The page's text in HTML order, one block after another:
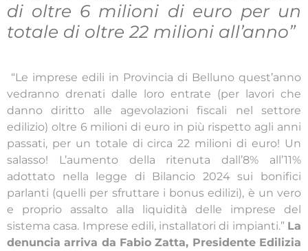
di oltre 6 milioni di euro per un
totale di oltre 22 milioni all’anno”
“Le imprese edili in Provincia di Belluno quest’anno
vedranno drenati dalle loro entrate (per lavori che
danno diritto alle agevolazioni fiscali nel settore
edilizio) oltre 6 milioni di euro in più rispetto agli anni
passati, per un totale di circa 22 milioni di euro! Un
salasso! L’aumento della ritenuta dall’8% all’11%
adottato nella legge di Bilancio 2024 sui bonifici
parlanti (quelli per sfruttare i bonus edilizi), è un vero
e proprio assalto alla liquidità delle imprese del
sistema casa. Imprese edili, installatori di impianti.” La
denuncia arriva da Fabio Zatta, Presidente Edilizia